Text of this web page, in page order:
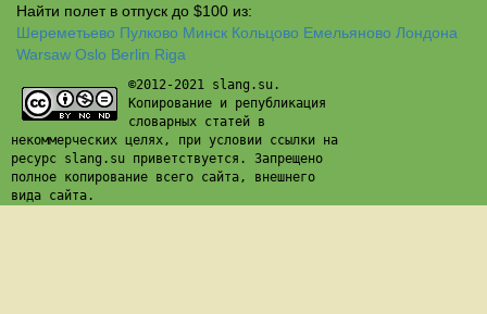
Найти полет в отпуск до $100 из:
Шереметьево Пулково Минск Кольцово Емельяново Лондона
Warsaw Oslo Berlin Riga
©2012-2021 slang.su.
Копирование и републикация
словарных статей в
некоммерческих целях, при условии ссылки на
ресурс slang.su приветствуется. Запрещено
полное копирование всего сайта, внешнего
вида сайта.